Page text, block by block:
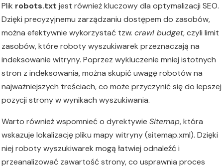
Plik robots.txt jest również kluczowy dla optymalizacji SEO.
Dzięki precyzyjnemu zarządzaniu dostępem do zasobów,
można efektywnie wykorzystać tzw. crawl budget, czyli limit
zasobów, które roboty wyszukiwarek przeznaczają na
indeksowanie witryny. Poprzez wykluczenie mniej istotnych
stron z indeksowania, można skupić uwagę robotów na
najważniejszych treściach, co może przyczynić się do lepszej
pozycji strony w wynikach wyszukiwania.
Warto również wspomnieć o dyrektywie Sitemap, która
wskazuje lokalizację pliku mapy witryny (sitemap.xml). Dzięki
niej roboty wyszukiwarek mogą łatwiej odnaleźć i
przeanalizować zawartość strony, co usprawnia proces